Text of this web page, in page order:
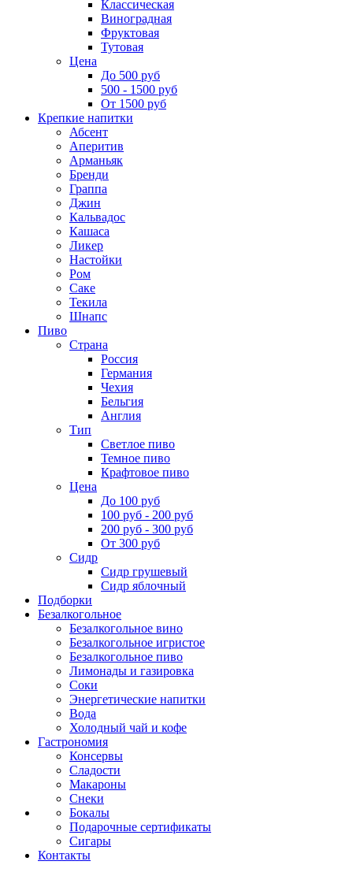
Классическая
Виноградная
Фруктовая
Тутовая
Цена
До 500 руб
500 - 1500 руб
От 1500 руб
Крепкие напитки
Абсент
Аперитив
Арманьяк
Бренди
Граппа
Джин
Кальвадос
Кашаса
Ликер
Настойки
Ром
Саке
Текила
Шнапс
Пиво
Страна
Россия
Германия
Чехия
Бельгия
Англия
Тип
Светлое пиво
Темное пиво
Крафтовое пиво
Цена
До 100 руб
100 руб - 200 руб
200 руб - 300 руб
От 300 руб
Сидр
Сидр грушевый
Сидр яблочный
Подборки
Безалкогольное
Безалкогольное вино
Безалкогольное игристое
Безалкогольное пиво
Лимонады и газировка
Соки
Энергетические напитки
Вода
Холодный чай и кофе
Гастрономия
Консервы
Сладости
Макароны
Снеки
Бокалы
Подарочные сертификаты
Сигары
Контакты